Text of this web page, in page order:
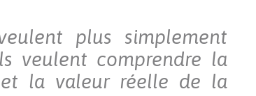
plus simplement
veulent comprendre la
la valeur réelle de la